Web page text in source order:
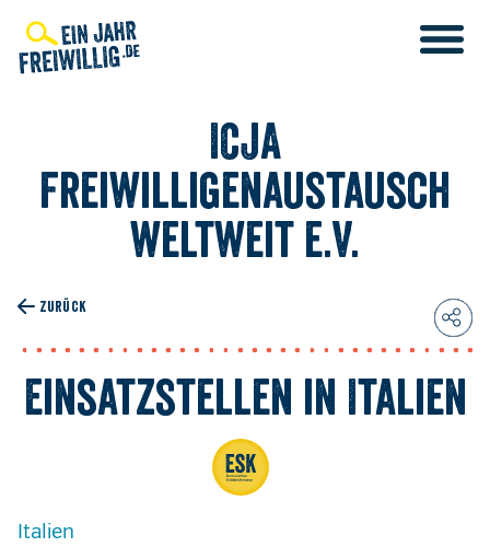
zum
Inhalt
ICJA
Freiwilligenaustausch
weltweit e.V.
ZURÜCK
Einsatzstellen in Italien
Italien